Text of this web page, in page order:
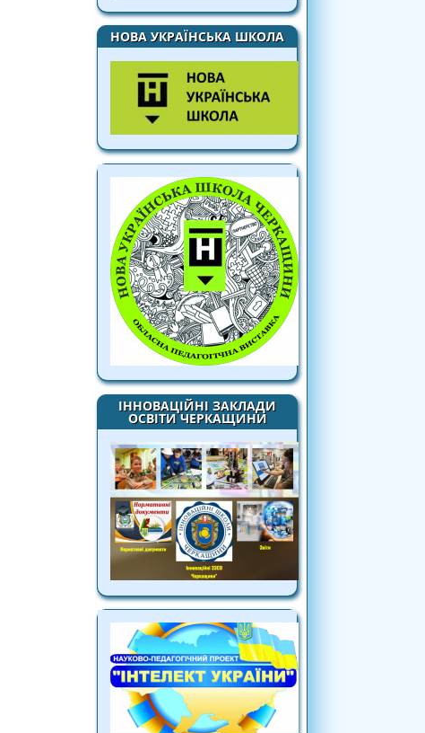
НОВА УКРАЇНСЬКА ШКОЛА
ІННОВАЦІЙНІ ЗАКЛАДИ
ОСВІТИ ЧЕРКАЩИНИ